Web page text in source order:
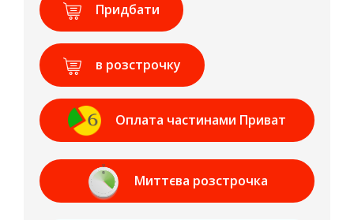
Придбати
в розстрочку
Оплата частинами Приват
Банк
Миттєва розстрочка